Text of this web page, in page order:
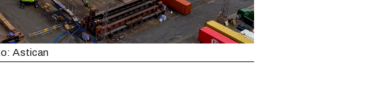
Astican